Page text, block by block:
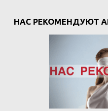
НАС РЕКОМЕНДУЮТ